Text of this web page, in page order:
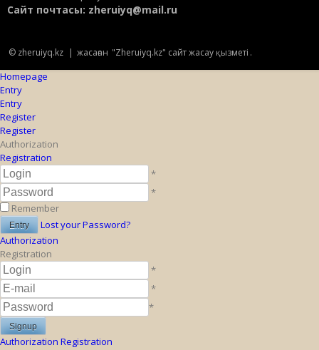
Сайт почтасы: zheruiyq@mail.ru
© zheruiyq.kz | жасаған "Zheruiyq.kz" сайт жасау қызметі .
Homepage
Entry
Entry
Register
Register
Authorization
Registration
*
*
Remember
Lost your Password?
Authorization
Registration
*
*
*
Authorization Registration